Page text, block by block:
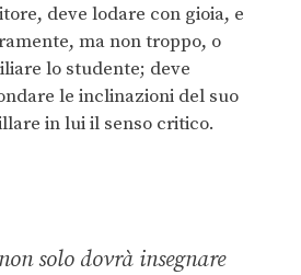
deve lodare con gioia, e
ma non troppo, o
lo studente; deve
le inclinazioni del suo
in lui il senso critico.
solo dovrà insegnare